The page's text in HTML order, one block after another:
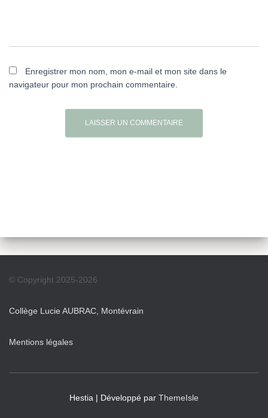
Enregistrer mon nom, mon e-mail et mon site dans le
navigateur pour mon prochain commentaire.
© Copyright 2025-2026
Collège Lucie AUBRAC, Montévrain
Mentions légales
Hestia | Développé par ThemeIsle